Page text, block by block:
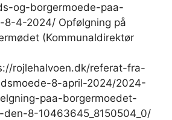
og-borgermoede-paa-
4-2024/ Opfølgning på
(Kommunaldirektør
rojlehalvoen.dk/referat-fra-
8-april-2024/2024-
paa-borgermoedet-
8-10463645_8150504_0/